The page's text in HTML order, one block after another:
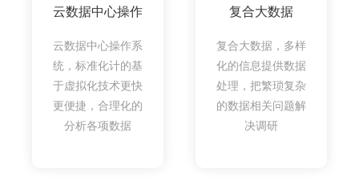
云数据中心操作
云数据中心操作系
统，标准化计的基
于虚拟化技术更快
更便捷，合理化的
分析各项数据
复合大数据
复合大数据，多样
化的信息提供数据
处理，把繁琐复杂
的数据相关问题解
决调研